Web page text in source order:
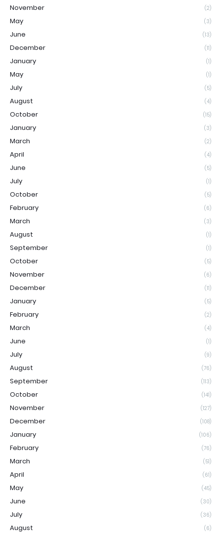
November (2)
May (3)
June (13)
December (11)
January (1)
May (1)
July (5)
August (4)
October (15)
January (3)
March (2)
April (4)
June (5)
July (1)
October (5)
February (6)
March (3)
August (1)
September (1)
October (5)
November (6)
December (11)
January (5)
February (2)
March (4)
June (1)
July (9)
August (76)
September (113)
October (141)
November (127)
December (108)
January (106)
February (76)
March (51)
April (61)
May (45)
June (30)
July (36)
August (6)